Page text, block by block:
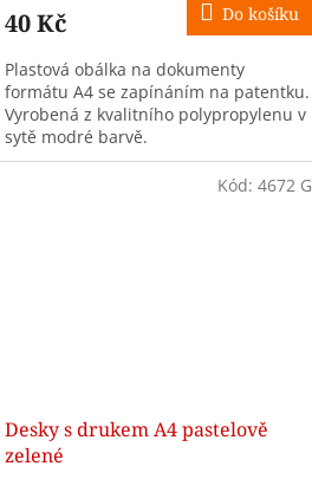
40 Kč Do košíku
Plastová obálka na dokumenty
formátu A4 se zapínáním na patentku.
Vyrobená z kvalitního polypropylenu v
sytě modré barvě.
Desky s drukem A4 pastelově
zelené
Kód: 4672 G